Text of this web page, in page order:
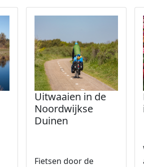
Uitwaaien in de
Noordwijkse
Duinen
Fietsen door de